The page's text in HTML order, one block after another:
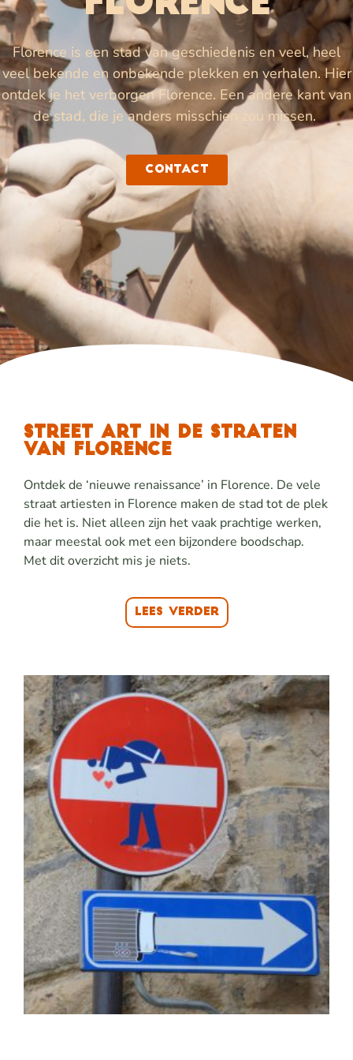
Florence is een stad van geschiedenis en veel, heel
veel bekende en onbekende plekken en verhalen. Hier
ontdek je het verborgen Florence. Een andere kant van
de stad, die je anders misschien zou missen.
Contact
STREET ART IN DE STRATEN
VAN FLORENCE
Ontdek de ‘nieuwe renaissance’ in Florence. De vele
straat artiesten in Florence maken de stad tot de plek
die het is. Niet alleen zijn het vaak prachtige werken,
maar meestal ook met een bijzondere boodschap.
Met dit overzicht mis je niets.
Lees verder